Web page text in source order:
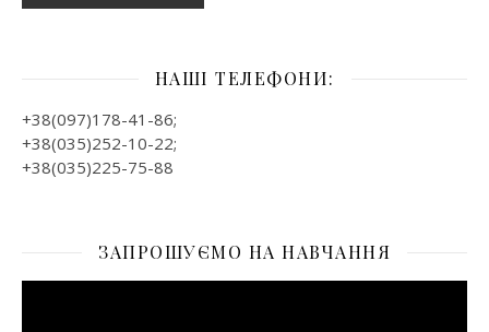
НАШІ ТЕЛЕФОНИ:
+38(097)178-41-86;
+38(035)252-10-22;
+38(035)225-75-88
ЗАПРОШУЄМО НА НАВЧАННЯ
Відеопрогравач